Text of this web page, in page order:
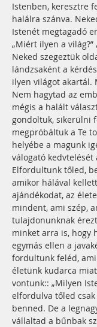
Istenben, keresztre
halálra szánva.
Istenét megtagadó
„Miért ilyen a világ?”
Neked szegeztük
lándzsaként a
ilyen világot akartál.
Nem hagytad az
mégis a halált
gondoltuk, sikerülni
megpróbáltuk a Te
helyébe a magunk
válogató kedvtelését
Elfordultunk tőled,
amikor hálával
ajándékodat, az
mindent, ami szép,
tulajdonunknak
minket arra is, hogy
egymás ellen a
fordultunk feléd,
életünk kudarca
vontunk:: „Milyen
elfordulva tőled
benned. De a
vállaltad a bűnbak